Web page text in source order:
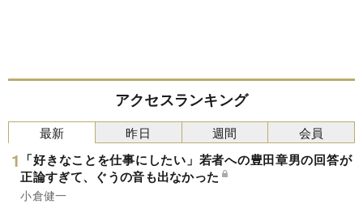
アクセスランキング
最新
「好きなことを仕事にしたい」若者への豊田章男の回答が
正論すぎて、ぐうの音も出なかった
小倉健一
昨日 週間 会員